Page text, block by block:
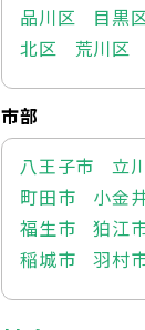
品川区
目黒
北区
荒川区
市部
八王子市
立
町田市
小金
福生市
狛江
稲城市
羽村